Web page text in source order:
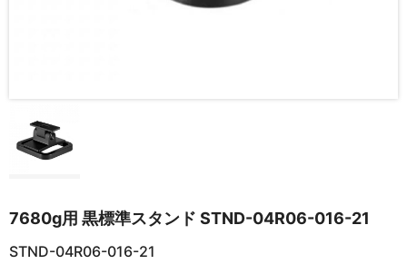
7680g用 黒標準スタンド STND-04R06-016-21
STND-04R06-016-21